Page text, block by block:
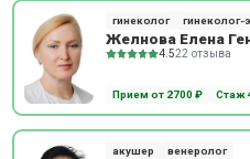
гинеколог гинеколог-
Желнова Елена
4.522 отзыва
Прием от 2700 ₽ Стаж
акушер венеролог